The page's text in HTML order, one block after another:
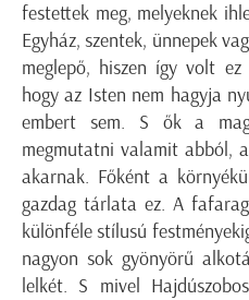
festettek meg, melyeknek
Egyház, szentek, ünnepek
meglepő, hiszen így volt
hogy az Isten nem hagyja
embert sem. S ők a
megmutatni valamit abból,
akarnak. Főként a
gazdag tárlata ez. A
különféle stílusú
nagyon sok gyönyörű
lelkét. S mivel